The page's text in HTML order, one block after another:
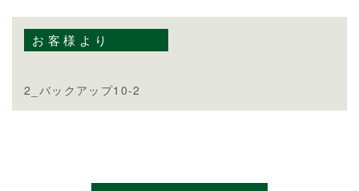
お客様より
2_バックアップ10-2